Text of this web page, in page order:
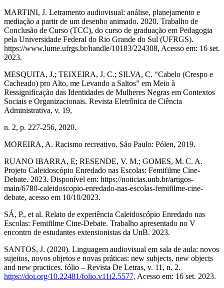
MARTINI, J. Letramento audiovisual: análise, planejamento e
mediação a partir de um desenho animado. 2020. Trabalho de
Conclusão de Curso (TCC), do curso de graduação em Pedagogia
pela Universidade Federal do Rio Grande do Sul (UFRGS).
https://www.lume.ufrgs.br/handle/10183/224308, Acesso em: 16 set.
2023.
MESQUITA, J.; TEIXEIRA, J. C.; SILVA, C. “Cabelo (Crespo e
Cacheado) pro Alto, me Levando a Saltos” em Meio à
Ressignificação das Identidades de Mulheres Negras em Contextos
Sociais e Organizacionais. Revista Eletrônica de Ciência
Administrativa, v. 19,
n. 2, p. 227-256, 2020.
MOREIRA, A. Racismo recreativo. São Paulo: Pólen, 2019.
RUANO IBARRA, E; RESENDE, V. M.; GOMES, M. C. A.
Projeto Caleidoscópio Enredado nas Escolas: Femifilme Cine-
Debate. 2023. Disponível em: https://noticias.unb.br/artigos-
main/6780-caleidoscopio-enredado-nas-escolas-femifilme-cine-
debate, acesso em 10/10/2023.
SÁ, P., et al. Relato de experiência Caleidoscópio Enredado nas
Escolas: Femifilme Cine-Debate. Trabalho apresentado no V
encontro de estudantes extensionistas da UnB. 2023.
SANTOS, J. (2020). Linguagem audiovisual em sala de aula: novos
sujeitos, novos objetos e novas práticas: new subjects, new objects
and new practices. fólio – Revista De Letras, v. 11, n. 2.
https://doi.org/10.22481/folio.v11i2.5577, Acesso em: 16 set. 2023.